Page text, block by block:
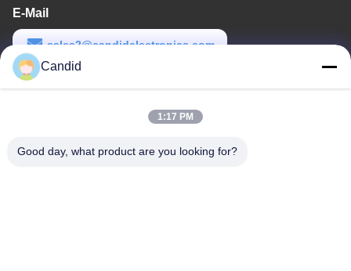
E-Mail
sales2@candidelectronics.com
Arbeits-Zeit
Candid
1:17 PM
Good day, what product are you looking for?